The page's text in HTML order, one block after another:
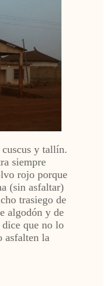
y tallín.
siempre
rojo porque
(sin asfaltar)
trasiego de
algodón y de
dice que no lo
asfalten la